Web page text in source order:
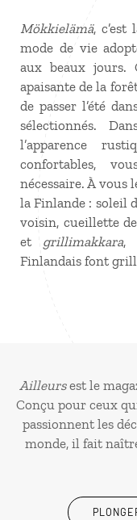
Mökkielämä,
mode de vie
aux beaux jours.
apaisante de la
de passer l’été
sélectionnés.
l’apparence
confortables,
nécessaire. À vous
la Finlande : soleil
voisin, cueillette
et grillimakkara,
Finlandais font
Ailleursest le
Conçu pour ceux
passionnent les
monde, il fait